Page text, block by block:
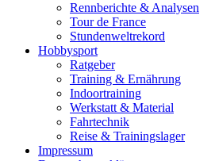
Rennberichte & Analysen
Tour de France
Stundenweltrekord
Hobbysport
Ratgeber
Training & Ernährung
Indoortraining
Werkstatt & Material
Fahrtechnik
Reise & Trainingslager
Impressum